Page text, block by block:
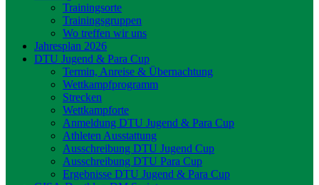
Trainingsorte
Trainingsgruppen
Wo treffen wir uns
Jahresplan 2026
DTU Jugend & Para Cup
Termin, Anreise & Übernachtung
Wettkampfprogramm
Strecken
Wettkampforte
Anmeldung DTU Jugend & Para Cup
Athleten Ausstattung
Ausschreibung DTU Jugend Cup
Ausschreibung DTU Para Cup
Ergebnisse DTU Jugend & Para Cup